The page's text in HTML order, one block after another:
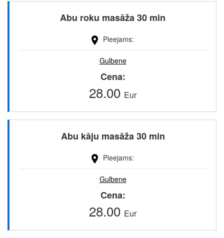
Abu roku masāža 30 min
Pieejams
Gulbene
Cena
28.00 Eur
Abu kāju masāža 30 min
Pieejams
Gulbene
Cena
28.00 Eur